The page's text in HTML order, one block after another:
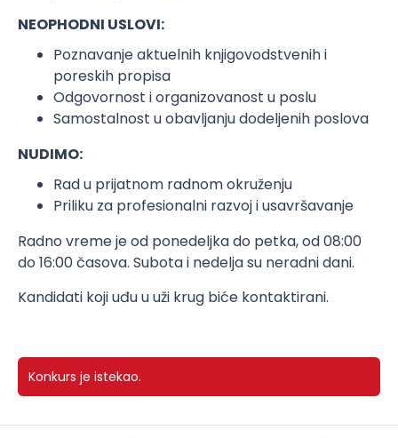
NEOPHODNI USLOVI:
Poznavanje aktuelnih knjigovodstvenih i
poreskih propisa
Odgovornost i organizovanost u poslu
Samostalnost u obavljanju dodeljenih poslova
NUDIMO:
Rad u prijatnom radnom okruženju
Priliku za profesionalni razvoj i usavršavanje
Radno vreme je od ponedeljka do petka, od 08:00
do 16:00 časova. Subota i nedelja su neradni dani.
Kandidati koji uđu u uži krug biće kontaktirani.
Konkurs je istekao.